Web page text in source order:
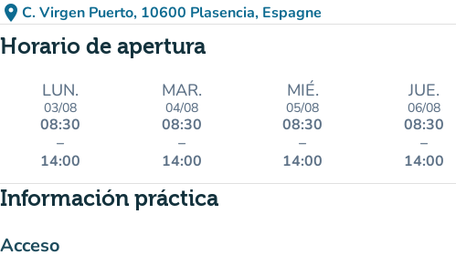
place C. Virgen Puerto, 10600 Plasencia, Espagne
(abrir en Google Maps)
(nueva pestaña)
Horario de apertura
LUN.
03/08
08:30
–
14:00
MAR.
04/08
08:30
–
14:00
MIÉ.
05/08
08:30
–
14:00
JUE.
06/08
08:30
–
14:00
Información práctica
Acceso